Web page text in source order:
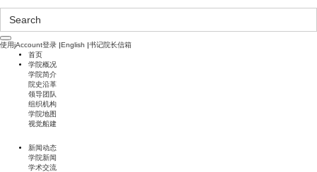
使用jAccount登录 |English |书记院长信箱
首页
学院概况
学院简介
院史沿革
领导团队
组织机构
学院地图
视觉船建
新闻动态
学院新闻
学术交流